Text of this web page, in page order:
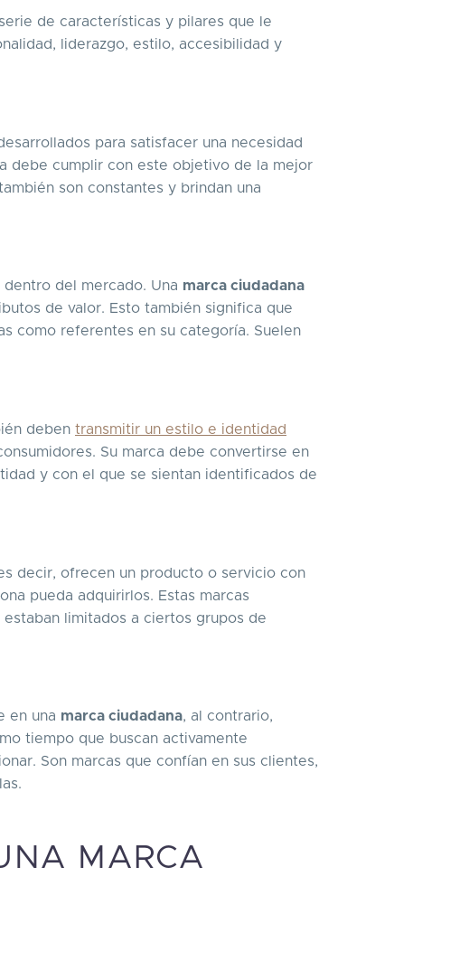
de características y pilares que le
liderazgo, estilo, accesibilidad y
para satisfacer una necesidad
debe cumplir con este objetivo de la mejor
son constantes y brindan una
del mercado. Una marca ciudadana
de valor. Esto también significa que
como referentes en su categoría. Suelen
deben transmitir un estilo e identidad
Su marca debe convertirse en
y con el que se sientan identificados de
decir, ofrecen un producto o servicio con
pueda adquirirlos. Estas marcas
limitados a ciertos grupos de
en una marca ciudadana, al contrario,
tiempo que buscan activamente
Son marcas que confían en sus clientes,
MARCA